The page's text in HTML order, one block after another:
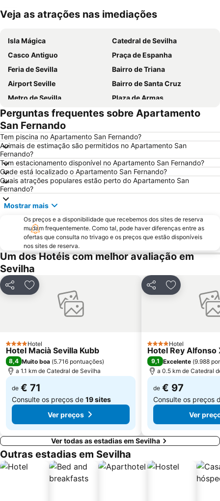
Ampliar mapa
Veja as atrações nas imediações
Isla Mágica
Catedral de Sevilha
Casco Antiguo
Praça de Espanha
Feria de Sevilla
Bairro de Triana
Airport Seville
Bairro de Santa Cruz
Metro de Sevilla
Plaza de Armas
Los Remedios
Estación de Autobuses Plaza de Armas
Nervión
Metro Centro
Plaza de Armas
Praça de touros Maestranza
Centro de las Artes de Sevilla
Macarena Tres Huertas
Estación de Santa Justa
Benito Villamarín Stadium
Triana Oeste
Real Alcazar
Triana Este
Firenze
Zodiaco
Giralda
Semana Santa
Parque de Maria Luísa
Casa de la Provincia
Plaza Nueva
Estadio Ramón Sánchez Pizjuán
Prefeitura de Sevilha
Itálica ciudad romana
Centro comercial Zona este
Aire de Sevilla Baños árabes
El Rocio
Torre do Ouro
Calle Tetuán
Basilica da Macarena
Palacio de Congresos y exposiciones de Sevilla
Perguntas frequentes sobre Apartamento
San Fernando
Tem piscina no Apartamento San Fernando?
Animais de estimação são permitidos no Apartamento San
Fernando?
Tem estacionamento disponível no Apartamento San Fernando?
Onde está localizado o Apartamento San Fernando?
Quais atrações populares estão perto do Apartamento San
Fernando?
Mostrar mais
Os preços e a disponibilidade que recebemos dos sites de reserva
mudam frequentemente. Como tal, pode haver diferenças entre as
ofertas que consulta no trivago e os preços que estão disponíveis
nos sites de reserva.
Um dos Hotéis com melhor avaliação em
Sevilha
PartilharAdicionar aos favoritos
4 Estrelas
Hotel
Hotel Macià Sevilla Kubb
8,4 Muito boa (5.716 pontuações)
a 1.1 km de Catedral de Sevilha
de € 71
Consulte os preços de 19 sites
Ver preços
PartilharAdicionar
4 Estrelas
Hotel
Hotel Rey Alfonso
9,1 Excelente (9.988
a 0.5 km de Catedral
de € 97
Consulte os preços
Ver
Ver todas as estadias em Sevilha
Outras estadias em Sevilha